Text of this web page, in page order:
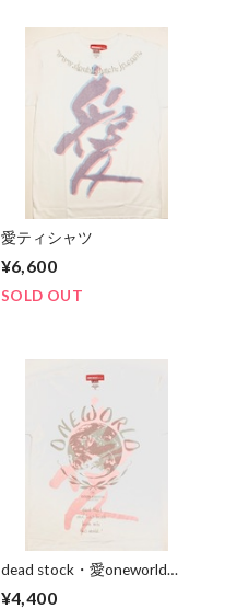
愛ティシャツ
¥6,600
SOLD OUT
dead stock・愛oneworldテ
¥4,400